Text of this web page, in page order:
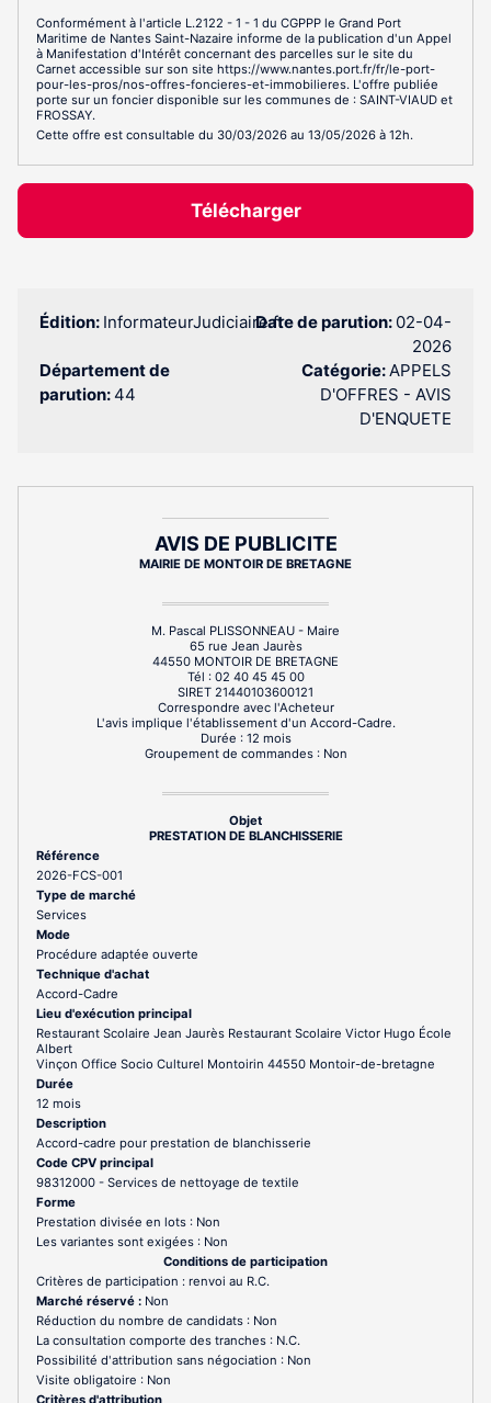
Conformément à l'article L.2122 - 1 - 1 du CGPPP le Grand Port
Maritime de Nantes Saint-Nazaire informe de la publication d'un Appel
à Manifestation d'Intérêt concernant des parcelles sur le site du
Carnet accessible sur son site https://www.nantes.port.fr/fr/le-port-
pour-les-pros/nos-offres-foncieres-et-immobilieres. L'offre publiée
porte sur un foncier disponible sur les communes de : SAINT-VIAUD et
FROSSAY.
Cette offre est consultable du 30/03/2026 au 13/05/2026 à 12h.
Télécharger
Édition: InformateurJudiciaire.frDate de parution: 02-04-
2026
Département de
parution:44
Catégorie:APPELS
D'OFFRES - AVIS
D'ENQUETE
AVIS DE PUBLICITE
MAIRIE DE MONTOIR DE BRETAGNE
M. Pascal PLISSONNEAU - Maire
65 rue Jean Jaurès
44550 MONTOIR DE BRETAGNE
Tél : 02 40 45 45 00
SIRET 21440103600121
Correspondre avec l'Acheteur
L'avis implique l'établissement d'un Accord-Cadre.
Durée : 12 mois
Groupement de commandes : Non
Objet
PRESTATION DE BLANCHISSERIE
Référence
2026-FCS-001
Type de marché
Services
Mode
Procédure adaptée ouverte
Technique d'achat
Accord-Cadre
Lieu d'exécution principal
Restaurant Scolaire Jean Jaurès Restaurant Scolaire Victor Hugo École
Albert
Vinçon Office Socio Culturel Montoirin 44550 Montoir-de-bretagne
Durée
12 mois
Description
Accord-cadre pour prestation de blanchisserie
Code CPV principal
98312000 - Services de nettoyage de textile
Forme
Prestation divisée en lots : Non
Les variantes sont exigées : Non
Conditions de participation
Critères de participation : renvoi au R.C.
Marché réservé : Non
Réduction du nombre de candidats : Non
La consultation comporte des tranches : N.C.
Possibilité d'attribution sans négociation : Non
Visite obligatoire : Non
Critères d'attribution